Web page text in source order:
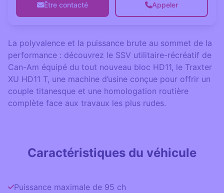
Être contacté Appeler
La polyvalence et la puissance brute au sommet de la
performance : découvrez le SSV utilitaire-récréatif de
Can-Am équipé du tout nouveau bloc HD11, le Traxter
XU HD11 T, une machine d’usine conçue pour offrir un
couple titanesque et une homologation routière
complète face aux travaux les plus rudes.
Caractéristiques du véhicule
Puissance maximale de 95 ch